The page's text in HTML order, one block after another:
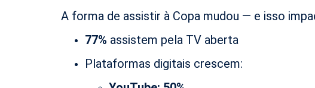
A forma de assistir à Copa mudou — e isso
77% assistem pela TV aberta
Plataformas digitais crescem: